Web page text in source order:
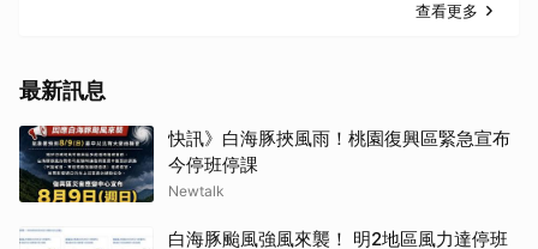
查看更多
最新訊息
快訊》白海豚挾風雨！桃園復興區緊急宣布
今停班停課
Newtalk
白海豚颱風強風來襲！ 明2地區風力達停班